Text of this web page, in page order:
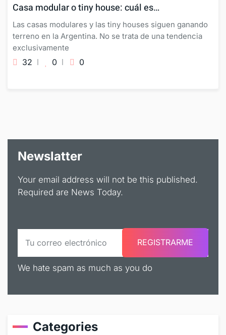
Casa modular o tiny house: cuál es…
Las casas modulares y las tiny houses siguen ganando
terreno en la Argentina. No se trata de una tendencia
exclusivamente
32 0 0
Newslatter
Your email address will not be this published.
Required are News Today.
We hate spam as much as you do
Categories